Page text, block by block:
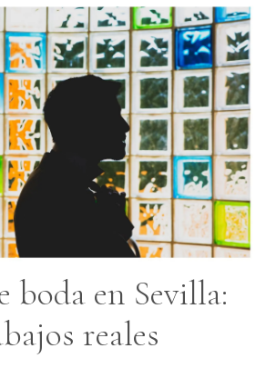
boda en Sevilla:
reales